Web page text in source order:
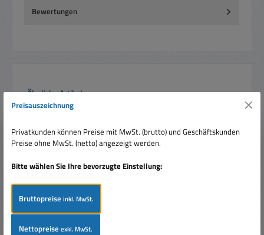
Bewertungen
Produktgalerie überspringen
Ähnliche Artikel
Preisauszeichnung
Privatkunden können Preise mit MwSt. (brutto) und Geschäftskunden
Preise ohne MwSt. (netto) angezeigt werden.
Bitte wählen Sie Ihre bevorzugte Einstellung:
Bruttopreiseinkl. MwSt.
Nettopreiseexkl. MwSt.